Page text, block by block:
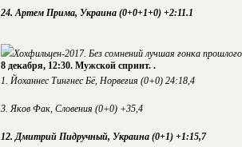
24. Артем Прима, Украина (0+0+1+0) +2:11.1
Хохфильцен-2017. Без сомнений лучшая гонка
8 декабря, 12:30. Мужской спринт. .
1. Йоханнес Тингнес Бё, Норвегия (0+0) 24:18,4
3. Яков Фак, Словения (0+0) +35,4
12. Дмитрий Пидручный, Украина (0+1) +1:15,7